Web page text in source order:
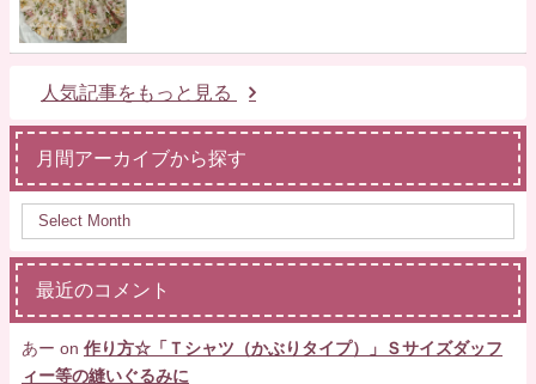
人気記事をもっと見る
月間アーカイブから探す
最近のコメント
あー on 作り方☆「Ｔシャツ（かぶりタイプ）」Ｓサイズダッフ
ィー等の縫いぐるみに